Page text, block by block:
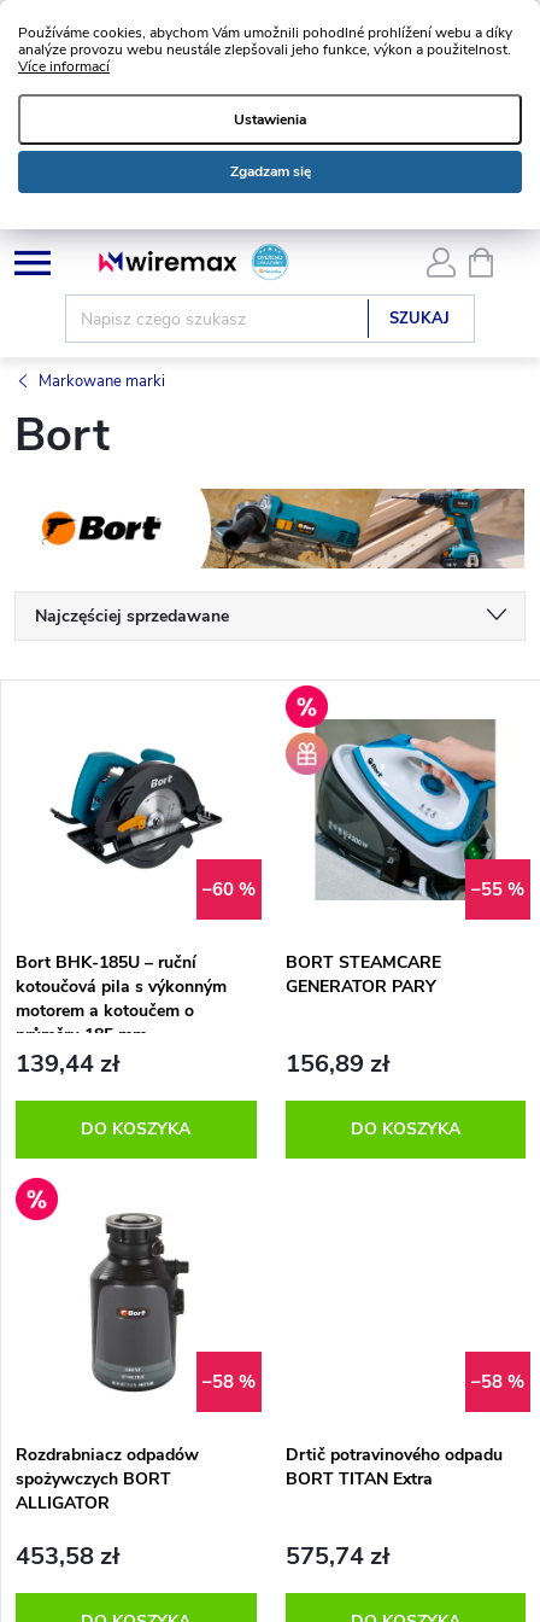
Používáme cookies, abychom Vám umožnili pohodlné prohlížení webu a díky
analýze provozu webu neustále zlepšovali jeho funkce, výkon a použitelnost.
Více informací
Ustawienia
Zgadzam się
Przejść
do
SZUKAJ
Markowane marki
Bort
S
o
a
n
i
e
p
u
k
t
Najczęściej sprzedawane
Alfabetycznie
a
p
r
d
ó
w
–60 %
Bort BHK-185U – ruční
kotoučová pila s výkonným
motorem a kotoučem o
průměru 185 mm
139,44 zł
DO KOSZYKA
Výprodej
+
Prezent
gratis
–55 %
BORT STEAMCARE
GENERATOR PARY
156,89 zł
DO KOSZYKA
Výprodej
–58 %
Rozdrabniacz odpadów
spożywczych BORT
ALLIGATOR
453,58 zł
–58 %
Drtič potravinového odpadu
BORT TITAN Extra
575,74 zł